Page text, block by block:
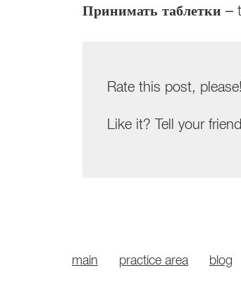
Принимать таблетки –
Rate this post, please!
Like it? Tell your
main practice area blog